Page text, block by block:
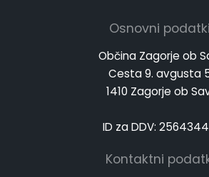
Osnovni podatki
Občina Zagorje ob
Cesta 9. avgusta
1410 Zagorje ob
ID za DDV:
Kontaktni